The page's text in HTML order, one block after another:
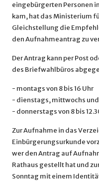
eingebürgerten Personen
kam, hat das Ministerium
Gleichstellung die
den Aufnahmeantrag zu
Der Antrag kann per Post
des Briefwahlbüros
- montags von 8 bis 16 Uhr
- dienstags, mittwochs und
- donnerstags von 8 bis
Zur Aufnahme in das
Einbürgerungsurkunde
wer den Antrag auf
Rathaus gestellt hat und
Sonntag mit einem